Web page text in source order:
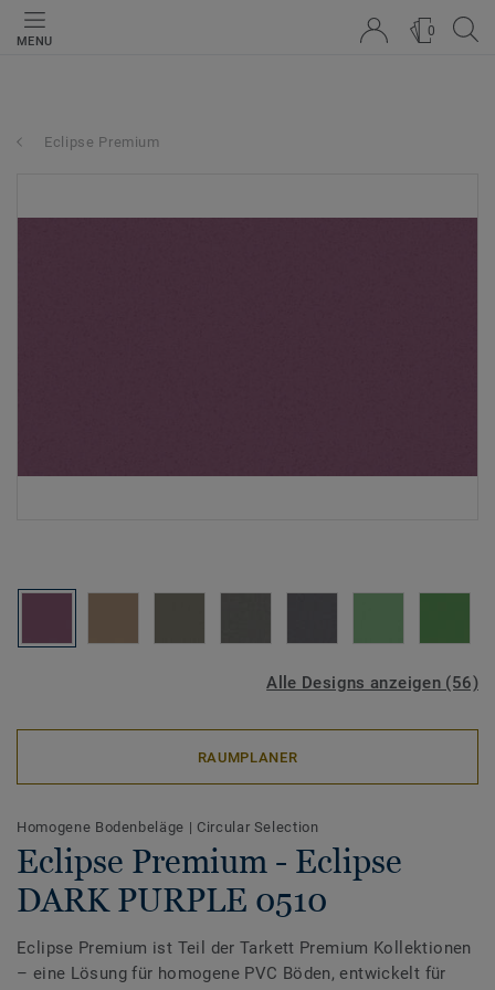
MENU
0
Eclipse Premium
Alle Designs anzeigen (56)
RAUMPLANER
Homogene Bodenbeläge | Circular Selection
Eclipse Premium - Eclipse
DARK PURPLE 0510
Eclipse Premium ist Teil der Tarkett Premium Kollektionen
– eine Lösung für homogene PVC Böden, entwickelt für